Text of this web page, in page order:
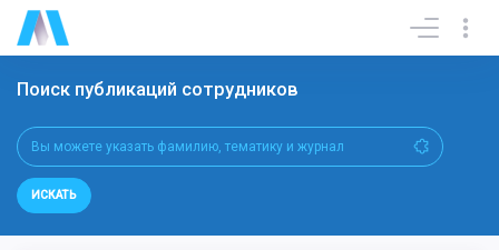
Поиск публикаций сотрудников
ИСКАТЬ